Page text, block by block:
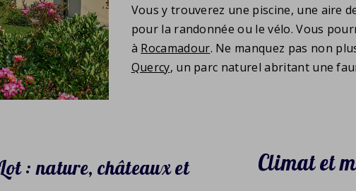
Vous y trouverez une piscine, une aire
pour la randonnée ou le vélo. Vous
à Rocamadour. Ne manquez pas non
Quercy, un parc naturel abritant une
: nature, châteaux et
Climat et